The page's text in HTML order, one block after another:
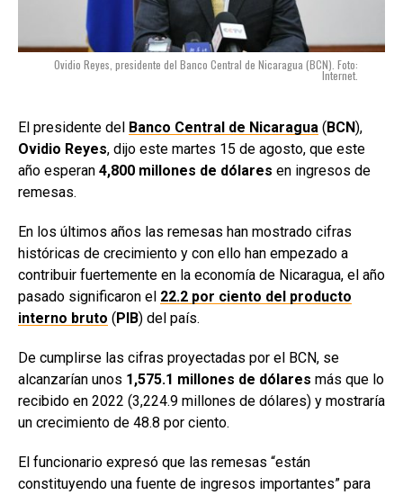
Ovidio Reyes, presidente del Banco Central de Nicaragua (BCN). Foto:
Internet.
El presidente del Banco Central de Nicaragua (BCN),
Ovidio Reyes, dijo este martes 15 de agosto, que este
año esperan 4,800 millones de dólares en ingresos de
remesas.
En los últimos años las remesas han mostrado cifras
históricas de crecimiento y con ello han empezado a
contribuir fuertemente en la economía de Nicaragua, el año
pasado significaron el 22.2 por ciento del producto
interno bruto (PIB) del país.
De cumplirse las cifras proyectadas por el BCN, se
alcanzarían unos 1,575.1 millones de dólares más que lo
recibido en 2022 (3,224.9 millones de dólares) y mostraría
un crecimiento de 48.8 por ciento.
El funcionario expresó que las remesas “están
constituyendo una fuente de ingresos importantes” para